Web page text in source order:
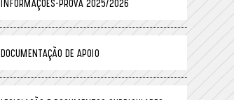
INFORMAÇÕES-PROVA 2025/2026
DOCUMENTAÇÃO DE APOIO